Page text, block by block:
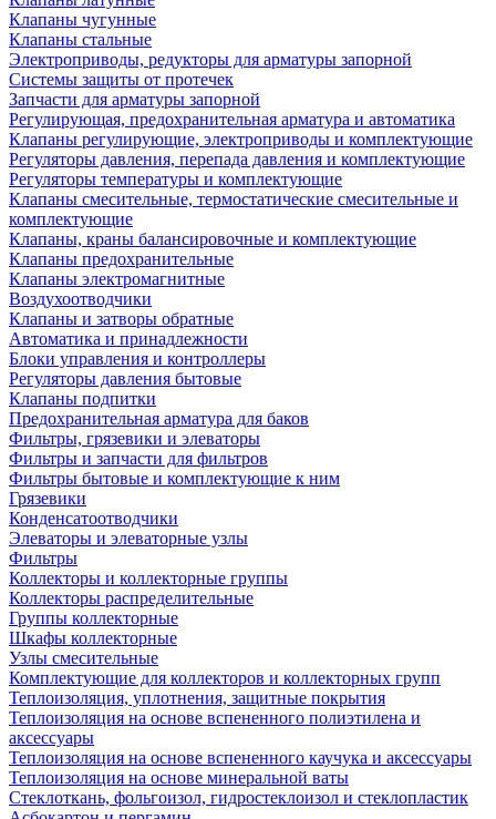
Клапаны чугунные
Клапаны стальные
Электроприводы, редукторы для арматуры запорной
Системы защиты от протечек
Запчасти для арматуры запорной
Регулирующая, предохранительная арматура и автоматика
Клапаны регулирующие, электроприводы и комплектующие
Регуляторы давления, перепада давления и комплектующие
Регуляторы температуры и комплектующие
Клапаны смесительные, термостатические смесительные и
комплектующие
Клапаны, краны балансировочные и комплектующие
Клапаны предохранительные
Клапаны электромагнитные
Воздухоотводчики
Клапаны и затворы обратные
Автоматика и принадлежности
Блоки управления и контроллеры
Регуляторы давления бытовые
Клапаны подпитки
Предохранительная арматура для баков
Фильтры, грязевики и элеваторы
Фильтры и запчасти для фильтров
Фильтры бытовые и комплектующие к ним
Грязевики
Конденсатоотводчики
Элеваторы и элеваторные узлы
Фильтры
Коллекторы и коллекторные группы
Коллекторы распределительные
Группы коллекторные
Шкафы коллекторные
Узлы смесительные
Комплектующие для коллекторов и коллекторных групп
Теплоизоляция, уплотнения, защитные покрытия
Теплоизоляция на основе вспененного полиэтилена и
аксессуары
Теплоизоляция на основе вспененного каучука и аксессуары
Теплоизоляция на основе минеральной ваты
Стеклоткань, фольгоизол, гидростеклоизол и стеклопластик